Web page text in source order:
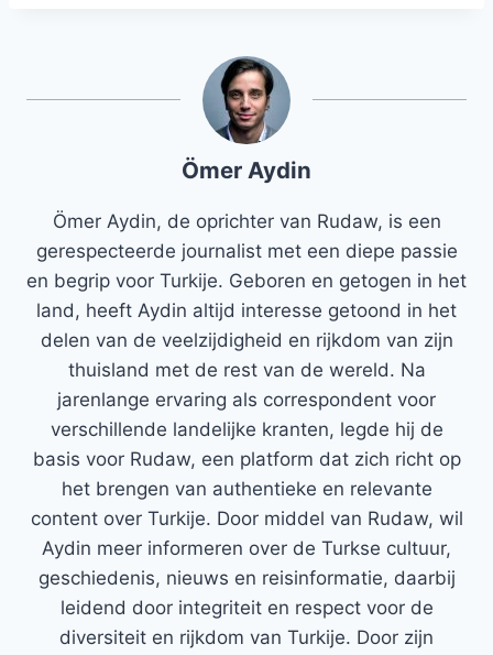
Ömer Aydin
Ömer Aydin, de oprichter van Rudaw, is een
gerespecteerde journalist met een diepe passie
en begrip voor Turkije. Geboren en getogen in het
land, heeft Aydin altijd interesse getoond in het
delen van de veelzijdigheid en rijkdom van zijn
thuisland met de rest van de wereld. Na
jarenlange ervaring als correspondent voor
verschillende landelijke kranten, legde hij de
basis voor Rudaw, een platform dat zich richt op
het brengen van authentieke en relevante
content over Turkije. Door middel van Rudaw, wil
Aydin meer informeren over de Turkse cultuur,
geschiedenis, nieuws en reisinformatie, daarbij
leidend door integriteit en respect voor de
diversiteit en rijkdom van Turkije. Door zijn